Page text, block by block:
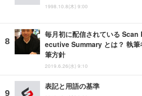
1998.10.8(木) 9:00
毎月初に配信されている
ecutive Summary とは？ 執筆
筆方針
2019.6.26(水) 9:10
表記と用語の基準